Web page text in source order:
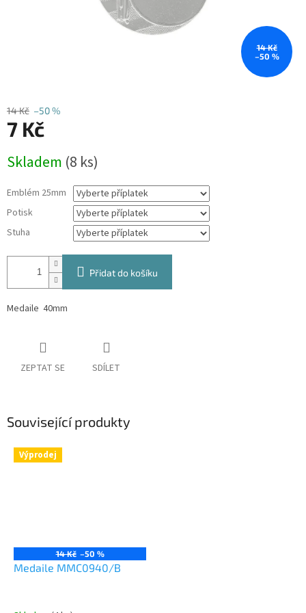
14 Kč
–50 %
14 Kč –50 %
7 Kč
cena:
Skladem (8 ks)
Emblém 25mm
Potisk
Stuha
Přidat do košíku
Medaile 40mm
ZEPTAT SE SDÍLET
Související produkty
Výprodej
14 Kč –50 %
Medaile MMC0940/B